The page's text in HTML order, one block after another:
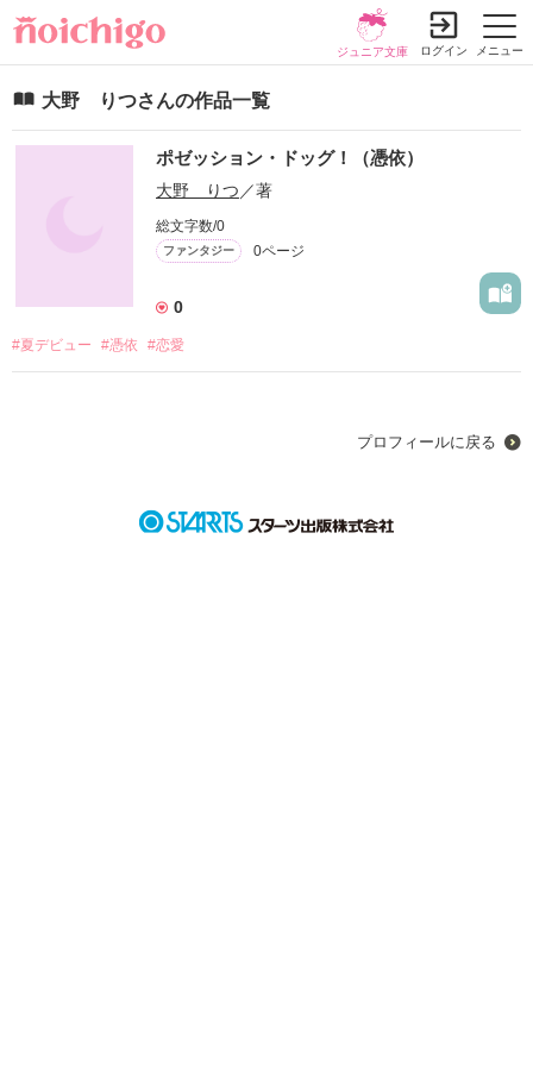
メニュー
ジュニア文庫 ログイン
大野 りつさんの作品一覧
ポゼッション・ドッグ！（憑依）
大野 りつ ／著
総文字数/0
ファンタジー 0ページ
0
#夏デビュー #憑依 #恋愛
プロフィールに戻る